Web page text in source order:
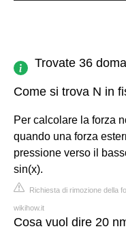
Trovate 36
Come si trova N in
Per calcolare la forza
quando una forza
pressione verso il
sin(x).
Richiesta di rimozione della
wikihow.it
Cosa vuol dire 20